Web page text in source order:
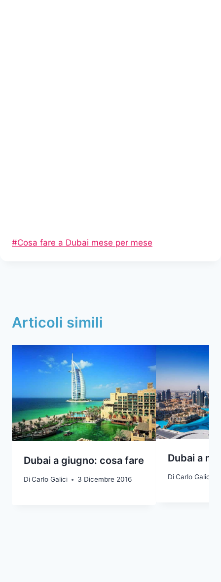
Tag
#Cosa fare a Dubai mese per mese
Articoli simili
Dubai a giugno: cosa fare
DiCarlo Galici 3 Dicembre 2016
Dubai a
DiCarlo Galici